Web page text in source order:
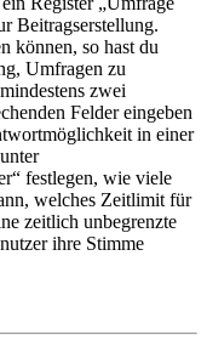
Beitragserstellung.
können, so hast du
Umfragen zu
zwei
Felder eingeben
in einer
festlegen, wie viele
welches Zeitlimit für
zeitlich unbegrenzte
ihre Stimme